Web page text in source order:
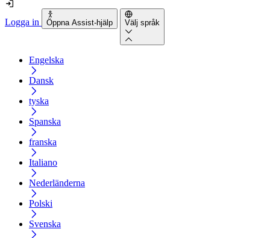
Logga in Öppna Assist-hjälp Välj språk
Engelska
Dansk
tyska
Spanska
franska
Italiano
Nederländerna
Polski
Svenska